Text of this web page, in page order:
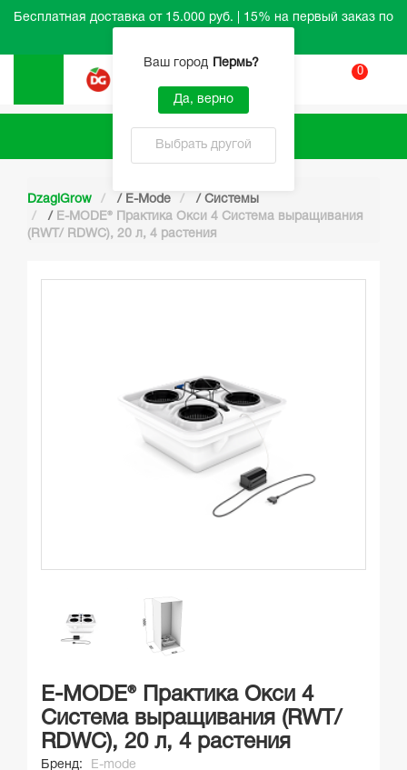
Бесплатная доставка от 15.000 руб. | 15% на первый заказ по
Ваш город Пермь?
Да, верно
Выбрать другой
0
Каталог
DzagiGrow / E-Mode / Системы
/ E-MODE® Практика Окси 4 Система выращивания
(RWT/ RDWC), 20 л, 4 растения
E-MODE® Практика Окси 4
Система выращивания (RWT/
RDWC), 20 л, 4 растения
Бренд: E-mode